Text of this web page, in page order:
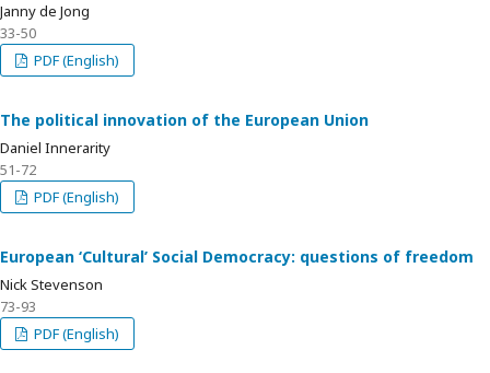
Janny de Jong
33-50
PDF (English)
The political innovation of the European Union
Daniel Innerarity
51-72
PDF (English)
European ‘Cultural’ Social Democracy: questions of freedom
Nick Stevenson
73-93
PDF (English)